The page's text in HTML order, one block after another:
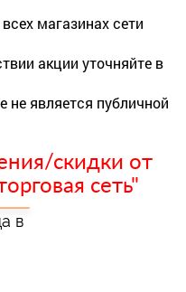
магазинах сети
акции уточняйте в
является публичной
скидки от
сеть"
в